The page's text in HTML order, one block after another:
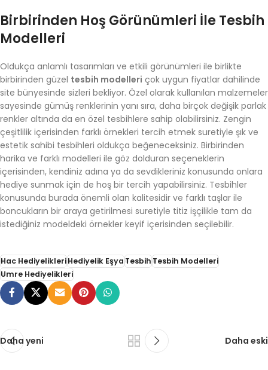
Birbirinden Hoş Görünümleri İle Tesbih
Modelleri
Oldukça anlamlı tasarımları ve etkili görünümleri ile birlikte
birbirinden güzel tesbih modelleri çok uygun fiyatlar dahilinde
site bünyesinde sizleri bekliyor. Özel olarak kullanılan malzemeler
sayesinde gümüş renklerinin yanı sıra, daha birçok değişik parlak
renkler altında da en özel tesbihlere sahip olabilirsiniz. Zengin
çeşitlilik içerisinden farklı örnekleri tercih etmek suretiyle şık ve
estetik sahibi tesbihleri oldukça beğeneceksiniz. Birbirinden
harika ve farklı modelleri ile göz dolduran seçeneklerin
içerisinden, kendiniz adına ya da sevdikleriniz konusunda onlara
hediye sunmak için de hoş bir tercih yapabilirsiniz. Tesbihler
konusunda burada önemli olan kalitesidir ve farklı taşlar ile
boncukların bir araya getirilmesi suretiyle titiz işçilikle tam da
istediğiniz modeldeki örnekler keyif içerisinden seçilebilir.
Hac HediyelikleriHediyelik EşyaTesbihTesbih Modelleri
Umre Hediyelikleri
Daha yeni Daha eski